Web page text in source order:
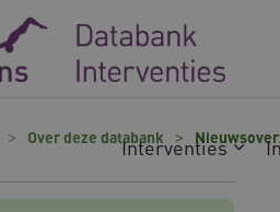
Interventies
Over deze databank